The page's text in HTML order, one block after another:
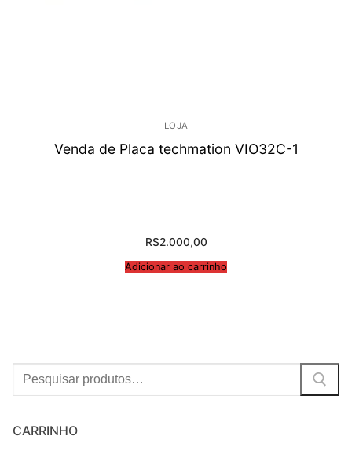
LOJA
Venda de Placa techmation VIO32C-1
R$2.000,00
Adicionar ao carrinho
Procurar:
CARRINHO